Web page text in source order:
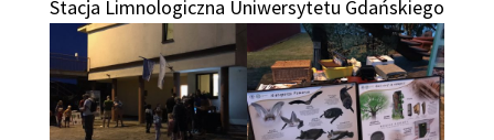
Stacja Limnologiczna Uniwersytetu Gdańskiego